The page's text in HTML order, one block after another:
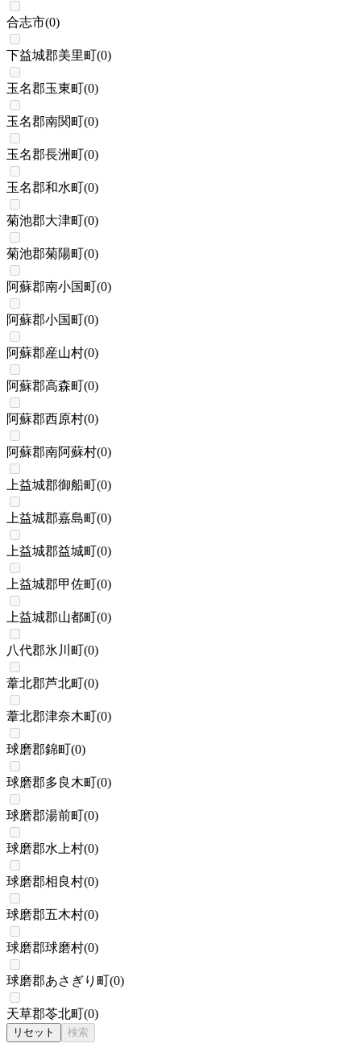
合志市(0)
下益城郡美里町(0)
玉名郡玉東町(0)
玉名郡南関町(0)
玉名郡長洲町(0)
玉名郡和水町(0)
菊池郡大津町(0)
菊池郡菊陽町(0)
阿蘇郡南小国町(0)
阿蘇郡小国町(0)
阿蘇郡産山村(0)
阿蘇郡高森町(0)
阿蘇郡西原村(0)
阿蘇郡南阿蘇村(0)
上益城郡御船町(0)
上益城郡嘉島町(0)
上益城郡益城町(0)
上益城郡甲佐町(0)
上益城郡山都町(0)
八代郡氷川町(0)
葦北郡芦北町(0)
葦北郡津奈木町(0)
球磨郡錦町(0)
球磨郡多良木町(0)
球磨郡湯前町(0)
球磨郡水上村(0)
球磨郡相良村(0)
球磨郡五木村(0)
球磨郡球磨村(0)
球磨郡あさぎり町(0)
天草郡苓北町(0)
リセット 検索